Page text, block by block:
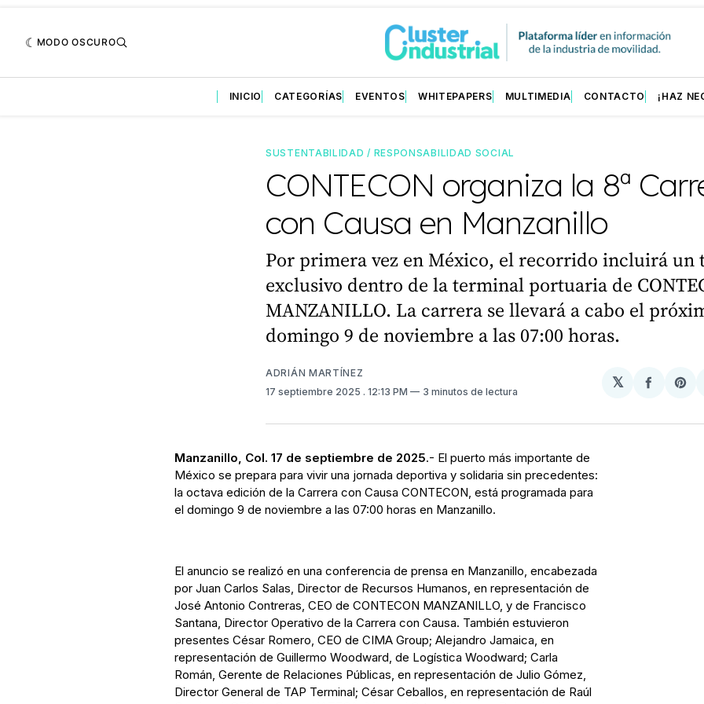
MODO OSCURO
INICIO CATEGORÍAS EVENTOS WHITEPAPERS MULTIMEDIA CONTACTO ¡HAZ
SUSTENTABILIDAD / RESPONSABILIDAD SOCIAL
CONTECON organiza la 8ª
con Causa en Manzanillo
Por primera vez en México, el recorrido incluirá un
exclusivo dentro de la terminal portuaria de
MANZANILLO. La carrera se llevará a cabo el
domingo 9 de noviembre a las 07:00 horas.
ADRIÁN MARTÍNEZ
17 septiembre 2025 . 12:13 PM 3 minutos de lectura
𝕏
Manzanillo, Col. 17 de septiembre de 2025.- El puerto más importante de
México se prepara para vivir una jornada deportiva y solidaria sin precedentes:
la octava edición de la Carrera con Causa CONTECON, está programada para
el domingo 9 de noviembre a las 07:00 horas en Manzanillo.
El anuncio se realizó en una conferencia de prensa en Manzanillo, encabezada
por Juan Carlos Salas, Director de Recursos Humanos, en representación de
José Antonio Contreras, CEO de CONTECON MANZANILLO, y de Francisco
Santana, Director Operativo de la Carrera con Causa. También estuvieron
presentes César Romero, CEO de CIMA Group; Alejandro Jamaica, en
representación de Guillermo Woodward, de Logística Woodward; Carla
Román, Gerente de Relaciones Públicas, en representación de Julio Gómez,
Director General de TAP Terminal; César Ceballos, en representación de Raúl